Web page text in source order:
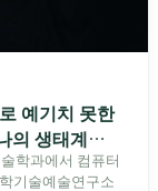
예기치 못한
의 생태계를
학과에서 컴퓨터
기술예술연구소